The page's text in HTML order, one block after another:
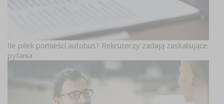
Ile piłek pomieści autobus? Rekruterzy zadają zaskakujące
pytania